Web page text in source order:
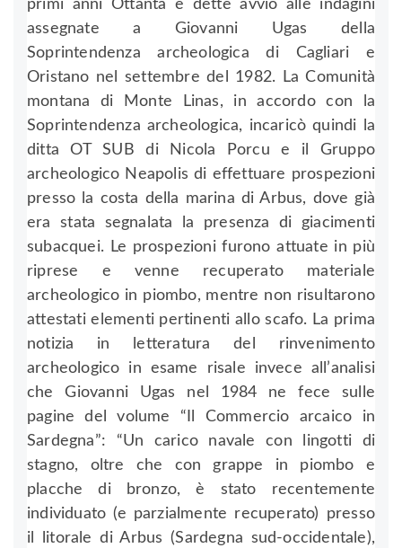
primi anni Ottanta e dette avvio alle indagini
assegnate a Giovanni Ugas della
Soprintendenza archeologica di Cagliari e
Oristano nel settembre del 1982. La Comunità
montana di Monte Linas, in accordo con la
Soprintendenza archeologica, incaricò quindi la
ditta OT SUB di Nicola Porcu e il Gruppo
archeologico Neapolis di effettuare prospezioni
presso la costa della marina di Arbus, dove già
era stata segnalata la presenza di giacimenti
subacquei. Le prospezioni furono attuate in più
riprese e venne recuperato materiale
archeologico in piombo, mentre non risultarono
attestati elementi pertinenti allo scafo. La prima
notizia in letteratura del rinvenimento
archeologico in esame risale invece all’analisi
che Giovanni Ugas nel 1984 ne fece sulle
pagine del volume “Il Commercio arcaico in
Sardegna”: “Un carico navale con lingotti di
stagno, oltre che con grappe in piombo e
placche di bronzo, è stato recentemente
individuato (e parzialmente recuperato) presso
il litorale di Arbus (Sardegna sud-occidentale),